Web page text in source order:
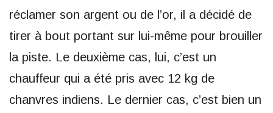
réclamer son argent ou de l’or, il a décidé de
tirer à bout portant sur lui-même pour brouiller
la piste. Le deuxième cas, lui, c’est un
chauffeur qui a été pris avec 12 kg de
chanvres indiens. Le dernier cas, c’est bien un